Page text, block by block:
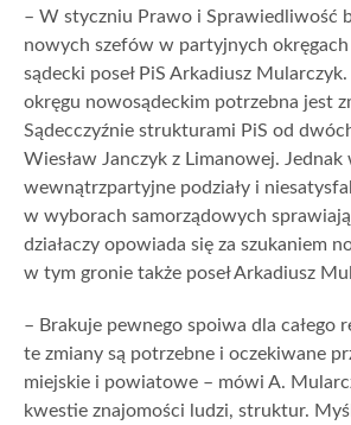
– W styczniu Prawo i Sprawiedliwość
nowych szefów w partyjnych okręgach
sądecki poseł PiS Arkadiusz
okręgu nowosądeckim potrzebna jest
Sądecczyźnie strukturami PiS od
Wiesław Janczyk z Limanowej. Jednak
wewnątrzpartyjne podziały i
w wyborach samorządowych
działaczy opowiada się za szukaniem
w tym gronie także poseł Arkadiusz
– Brakuje pewnego spoiwa dla całego
te zmiany są potrzebne i oczekiwane
miejskie i powiatowe – mówi A.
kwestie znajomości ludzi, struktur.